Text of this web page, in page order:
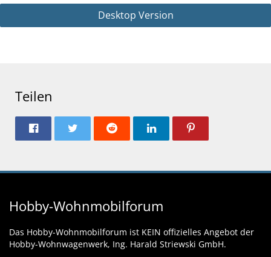
Desktop Version
Teilen
Hobby-Wohnmobilforum
Das Hobby-Wohnmobilforum ist KEIN offizielles Angebot der
Hobby-Wohnwagenwerk, Ing. Harald Striewski GmbH.